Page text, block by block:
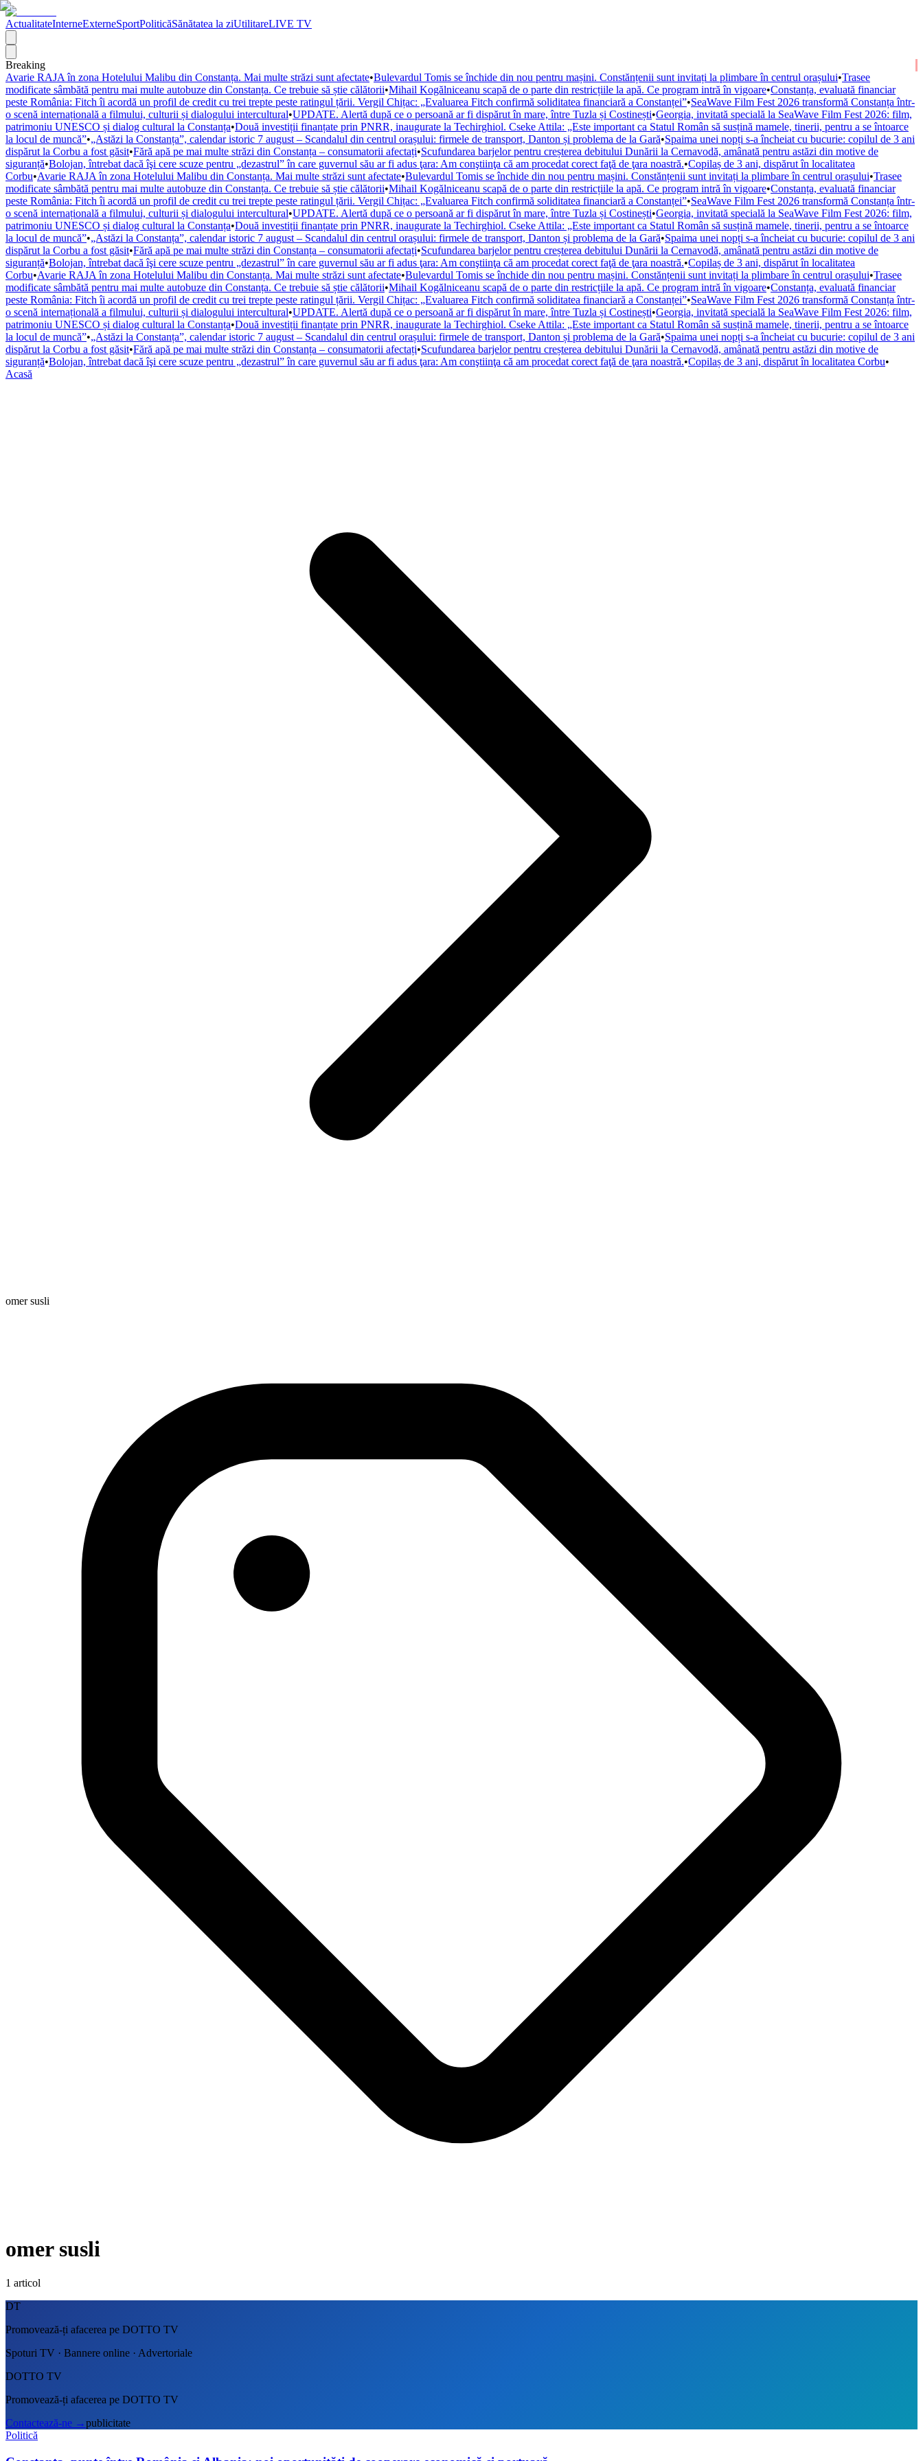
ActualitateInterneExterneSportPoliticăSănătatea la ziUtilitareLIVE TV
Breaking
Avarie RAJA în zona Hotelului Malibu din Constanța. Mai multe străzi sunt afectate•Bulevardul Tomis se închide din nou pentru mașini. Constănțenii sunt invitați la plimbare în centrul orașului•Trasee
modificate sâmbătă pentru mai multe autobuze din Constanța. Ce trebuie să știe călătorii•Mihail Kogălniceanu scapă de o parte din restricțiile la apă. Ce program intră în vigoare•Constanța, evaluată financiar
peste România: Fitch îi acordă un profil de credit cu trei trepte peste ratingul țării. Vergil Chițac: „Evaluarea Fitch confirmă soliditatea financiară a Constanței”•SeaWave Film Fest 2026 transformă Constanța într-
o scenă internațională a filmului, culturii și dialogului intercultural•UPDATE. Alertă după ce o persoană ar fi dispărut în mare, între Tuzla și Costinești•Georgia, invitată specială la SeaWave Film Fest 2026: film,
patrimoniu UNESCO și dialog cultural la Constanța•Două investiții finanțate prin PNRR, inaugurate la Techirghiol. Cseke Attila: „Este important ca Statul Român să susțină mamele, tinerii, pentru a se întoarce
la locul de muncă”•„Astăzi la Constanța”, calendar istoric 7 august – Scandalul din centrul orașului: firmele de transport, Danton și problema de la Gară•Spaima unei nopți s-a încheiat cu bucurie: copilul de 3 ani
dispărut la Corbu a fost găsit•Fără apă pe mai multe străzi din Constanța – consumatorii afectați•Scufundarea barjelor pentru creșterea debitului Dunării la Cernavodă, amânată pentru astăzi din motive de
siguranță•Bolojan, întrebat dacă îşi cere scuze pentru „dezastrul” în care guvernul său ar fi adus ţara: Am conştiinţa că am procedat corect faţă de ţara noastră.•Copilaș de 3 ani, dispărut în localitatea
Corbu•Avarie RAJA în zona Hotelului Malibu din Constanța. Mai multe străzi sunt afectate•Bulevardul Tomis se închide din nou pentru mașini. Constănțenii sunt invitați la plimbare în centrul orașului•Trasee
modificate sâmbătă pentru mai multe autobuze din Constanța. Ce trebuie să știe călătorii•Mihail Kogălniceanu scapă de o parte din restricțiile la apă. Ce program intră în vigoare•Constanța, evaluată financiar
peste România: Fitch îi acordă un profil de credit cu trei trepte peste ratingul țării. Vergil Chițac: „Evaluarea Fitch confirmă soliditatea financiară a Constanței”•SeaWave Film Fest 2026 transformă Constanța într-
o scenă internațională a filmului, culturii și dialogului intercultural•UPDATE. Alertă după ce o persoană ar fi dispărut în mare, între Tuzla și Costinești•Georgia, invitată specială la SeaWave Film Fest 2026: film,
patrimoniu UNESCO și dialog cultural la Constanța•Două investiții finanțate prin PNRR, inaugurate la Techirghiol. Cseke Attila: „Este important ca Statul Român să susțină mamele, tinerii, pentru a se întoarce
la locul de muncă”•„Astăzi la Constanța”, calendar istoric 7 august – Scandalul din centrul orașului: firmele de transport, Danton și problema de la Gară•Spaima unei nopți s-a încheiat cu bucurie: copilul de 3 ani
dispărut la Corbu a fost găsit•Fără apă pe mai multe străzi din Constanța – consumatorii afectați•Scufundarea barjelor pentru creșterea debitului Dunării la Cernavodă, amânată pentru astăzi din motive de
siguranță•Bolojan, întrebat dacă îşi cere scuze pentru „dezastrul” în care guvernul său ar fi adus ţara: Am conştiinţa că am procedat corect faţă de ţara noastră.•Copilaș de 3 ani, dispărut în localitatea
Corbu•Avarie RAJA în zona Hotelului Malibu din Constanța. Mai multe străzi sunt afectate•Bulevardul Tomis se închide din nou pentru mașini. Constănțenii sunt invitați la plimbare în centrul orașului•Trasee
modificate sâmbătă pentru mai multe autobuze din Constanța. Ce trebuie să știe călătorii•Mihail Kogălniceanu scapă de o parte din restricțiile la apă. Ce program intră în vigoare•Constanța, evaluată financiar
peste România: Fitch îi acordă un profil de credit cu trei trepte peste ratingul țării. Vergil Chițac: „Evaluarea Fitch confirmă soliditatea financiară a Constanței”•SeaWave Film Fest 2026 transformă Constanța într-
o scenă internațională a filmului, culturii și dialogului intercultural•UPDATE. Alertă după ce o persoană ar fi dispărut în mare, între Tuzla și Costinești•Georgia, invitată specială la SeaWave Film Fest 2026: film,
patrimoniu UNESCO și dialog cultural la Constanța•Două investiții finanțate prin PNRR, inaugurate la Techirghiol. Cseke Attila: „Este important ca Statul Român să susțină mamele, tinerii, pentru a se întoarce
la locul de muncă”•„Astăzi la Constanța”, calendar istoric 7 august – Scandalul din centrul orașului: firmele de transport, Danton și problema de la Gară•Spaima unei nopți s-a încheiat cu bucurie: copilul de 3 ani
dispărut la Corbu a fost găsit•Fără apă pe mai multe străzi din Constanța – consumatorii afectați•Scufundarea barjelor pentru creșterea debitului Dunării la Cernavodă, amânată pentru astăzi din motive de
siguranță•Bolojan, întrebat dacă îşi cere scuze pentru „dezastrul” în care guvernul său ar fi adus ţara: Am conştiinţa că am procedat corect faţă de ţara noastră.•Copilaș de 3 ani, dispărut în localitatea Corbu•
Acasă
omer susli
omer susli
1 articol
DT
Promovează-ți afacerea pe DOTTO TV
Spoturi TV · Bannere online · Advertoriale
DOTTO TV
Promovează-ți afacerea pe DOTTO TV
Contactează-ne →publicitate
Politică